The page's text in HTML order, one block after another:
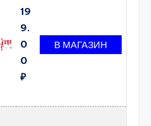
19
9.
0
0
₽